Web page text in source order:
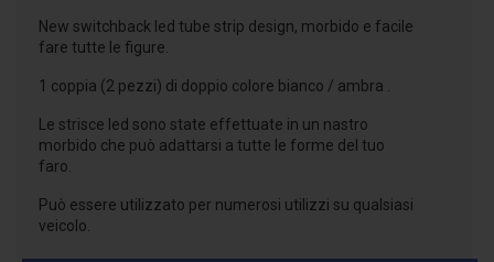
New switchback led tube strip design, morbido e facile
fare tutte le figure.
1 coppia (2 pezzi) di doppio colore bianco / ambra .
Le strisce led sono state effettuate in un nastro
morbido che può adattarsi a tutte le forme del tuo
faro.
Può essere utilizzato per numerosi utilizzi su qualsiasi
veicolo.